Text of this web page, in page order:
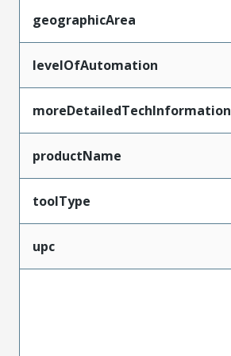
geographicArea
levelOfAutomation
moreDetailedTechInformation
productName
toolType
upc